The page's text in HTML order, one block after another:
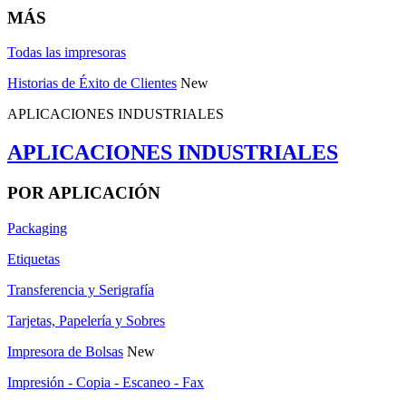
MÁS
Todas las impresoras
Historias de Éxito de Clientes New
APLICACIONES INDUSTRIALES
APLICACIONES INDUSTRIALES
POR APLICACIÓN
Packaging
Etiquetas
Transferencia y Serigrafía
Tarjetas, Papelería y Sobres
Impresora de Bolsas New
Impresión - Copia - Escaneo - Fax